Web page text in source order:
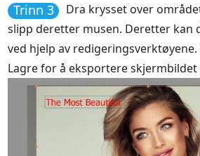
Trinn 3
Dra krysset over
slipp deretter musen. Deretter kan
ved hjelp av
Lagre for å eksportere skjermbildet